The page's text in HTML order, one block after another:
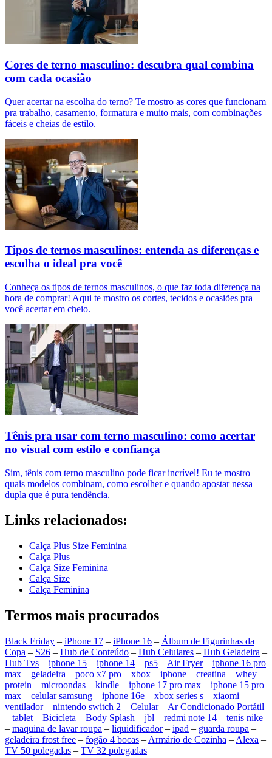
Cores de terno masculino: descubra qual combina
com cada ocasião
Quer acertar na escolha do terno? Te mostro as cores que funcionam
pra trabalho, casamento, formatura e muito mais, com combinações
fáceis e cheias de estilo.
Tipos de ternos masculinos: entenda as diferenças e
escolha o ideal pra você
Conheça os tipos de ternos masculinos, o que faz toda diferença na
hora de comprar! Aqui te mostro os cortes, tecidos e ocasiões pra
você acertar em cheio.
Tênis pra usar com terno masculino: como acertar
no visual com estilo e confiança
Sim, tênis com terno masculino pode ficar incrível! Eu te mostro
quais modelos combinam, como escolher e quando apostar nessa
dupla que é pura tendência.
Links relacionados:
Calça Plus Size Feminina
Calça Plus
Calça Size Feminina
Calça Size
Calça Feminina
Termos mais procurados
Black Friday – iPhone 17 – iPhone 16 – Álbum de Figurinhas da
Copa – S26 – Hub de Conteúdo – Hub Celulares – Hub Geladeira –
Hub Tvs – iphone 15 – iphone 14 – ps5 – Air Fryer– iphone 16 pro
max – geladeira – poco x7 pro – xbox – iphone – creatina – whey
protein – microondas – kindle – iphone 17 pro max – iphone 15 pro
max – celular samsung – iphone 16e – xbox series s – xiaomi –
ventilador– nintendo switch 2 – Celular– Ar Condicionado Portátil
– tablet – Bicicleta – Body Splash – jbl – redmi note 14 – tenis nike
– maquina de lavar roupa – liquidificador– ipad – guarda roupa –
geladeira frost free – fogão 4 bocas – Armário de Cozinha – Alexa –
TV 50 polegadas – TV 32 polegadas